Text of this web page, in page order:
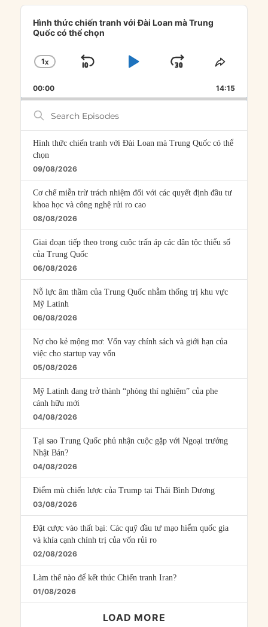
Audio
Player
Hình thức chiến tranh với Đài Loan mà Trung
Quốc có thể chọn
CHANGE
RATE
1X
SKIP
PLAYJUMP
FORWARD
SHARE
00:00 14:15
Search
Episodes
Hình thức chiến tranh với Đài Loan mà Trung Quốc có thể
chọn
09/08/2026
Cơ chế miễn trừ trách nhiệm đối với các quyết định đầu tư
khoa học và công nghệ rủi ro cao
08/08/2026
Giai đoạn tiếp theo trong cuộc trấn áp các dân tộc thiểu số
của Trung Quốc
06/08/2026
Nỗ lực âm thầm của Trung Quốc nhằm thống trị khu vực
Mỹ Latinh
06/08/2026
Nợ cho kẻ mộng mơ: Vốn vay chính sách và giới hạn của
việc cho startup vay vốn
05/08/2026
Mỹ Latinh đang trở thành “phòng thí nghiệm” của phe
cánh hữu mới
04/08/2026
Tại sao Trung Quốc phủ nhận cuộc gặp với Ngoại trưởng
Nhật Bản?
04/08/2026
Điểm mù chiến lược của Trump tại Thái Bình Dương
03/08/2026
Đặt cược vào thất bại: Các quỹ đầu tư mạo hiểm quốc gia
và khía cạnh chính trị của vốn rủi ro
02/08/2026
Làm thế nào để kết thúc Chiến tranh Iran?
01/08/2026
LOAD MORE